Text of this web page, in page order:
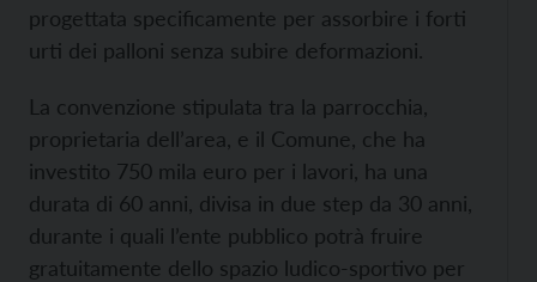
progettata specificamente per assorbire i forti
urti dei palloni senza subire deformazioni.
La convenzione stipulata tra la parrocchia,
proprietaria dell’area, e il Comune, che ha
investito 750 mila euro per i lavori, ha una
durata di 60 anni, divisa in due step da 30 anni,
durante i quali l’ente pubblico potrà fruire
gratuitamente dello spazio ludico-sportivo per